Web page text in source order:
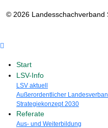
© 2026 Landesschachverband
Start
LSV-Info
LSV aktuell
Außerordentlicher
Strategiekonzept 2030
Referate
Aus- und Weiterbildung